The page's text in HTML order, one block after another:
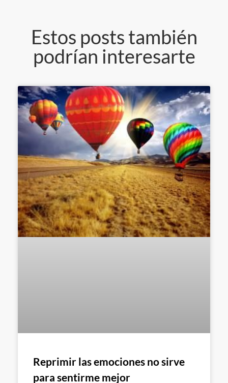
Estos posts también
podrían interesarte
Reprimir las emociones no sirve
para sentirme mejor